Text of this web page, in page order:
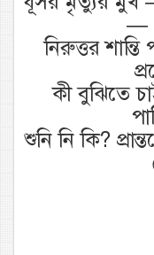
—
নিরুত্তর
কী বুঝিতে
শুনি নি কি?